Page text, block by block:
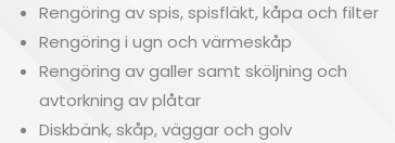
Rengöring av spis, spisfläkt, kåpa och filter
Rengöring i ugn och värmeskåp
Rengöring av galler samt sköljning och
avtorkning av plåtar
Diskbänk, skåp, väggar och golv